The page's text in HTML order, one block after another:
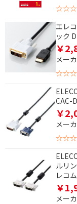
エレ
ック
￥
メー
CAC-
￥
メー
ルリ
レコム
￥
メー